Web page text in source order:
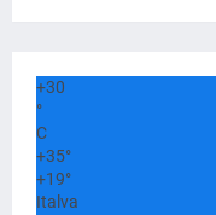
+30
°
C
+35°
+19°
Italva